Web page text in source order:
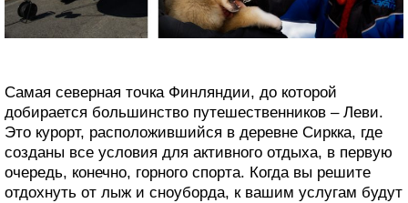
Самая северная точка Финляндии, до которой
добирается большинство путешественников – Леви.
Это курорт, расположившийся в деревне Сиркка, где
созданы все условия для активного отдыха, в первую
очередь, конечно, горного спорта. Когда вы решите
отдохнуть от лыж и сноуборда, к вашим услугам будут